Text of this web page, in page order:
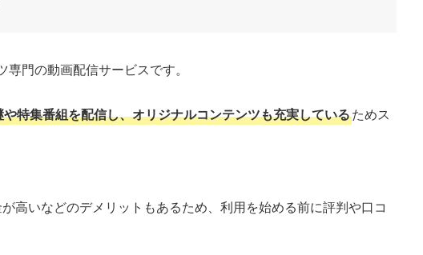
門の動画配信サービスです。
特集番組を配信し、オリジナルコンテンツも充実しているためス
高いなどのデメリットもあるため、利用を始める前に評判や口コ